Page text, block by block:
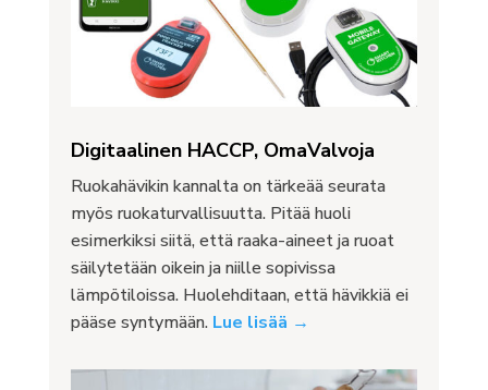
Digitaalinen HACCP, OmaValvoja
Ruokahävikin kannalta on tärkeää seurata
myös ruokaturvallisuutta. Pitää huoli
esimerkiksi siitä, että raaka-aineet ja ruoat
säilytetään oikein ja niille sopivissa
lämpötiloissa. Huolehditaan, että hävikkiä ei
pääse syntymään. Lue lisää →